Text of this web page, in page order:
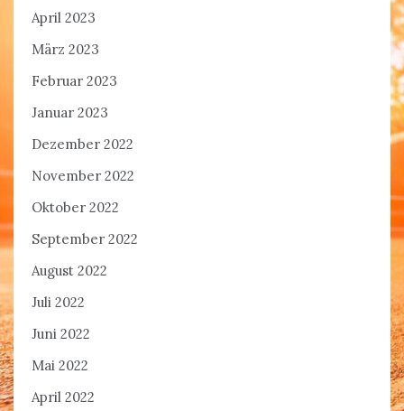
April 2023
März 2023
Februar 2023
Januar 2023
Dezember 2022
November 2022
Oktober 2022
September 2022
August 2022
Juli 2022
Juni 2022
Mai 2022
April 2022